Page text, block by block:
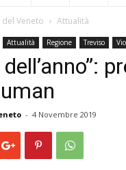
Veneto
Veneto Attualità
Attualità Regione Treviso
- 4 Novembre 2019